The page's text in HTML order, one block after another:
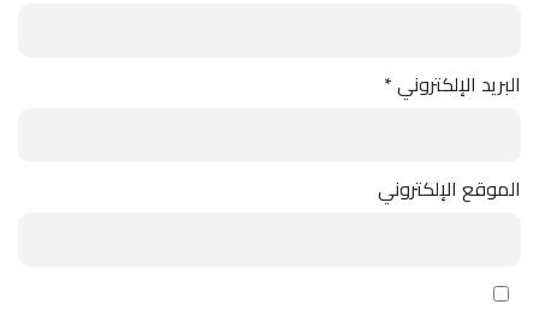
البريد الإلكتروني*
الموقع الإلكتروني